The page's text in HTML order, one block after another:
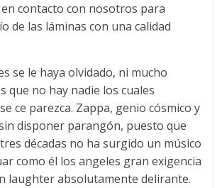
contacto con nosotros para
de las láminas con una calidad
se le haya olvidado, ni mucho
que no hay nadie los cuales
ce parezca. Zappa, genio cósmico y
disponer parangón, puesto que
décadas no ha surgido un músico
como él los angeles gran exigencia
laughter absolutamente delirante.